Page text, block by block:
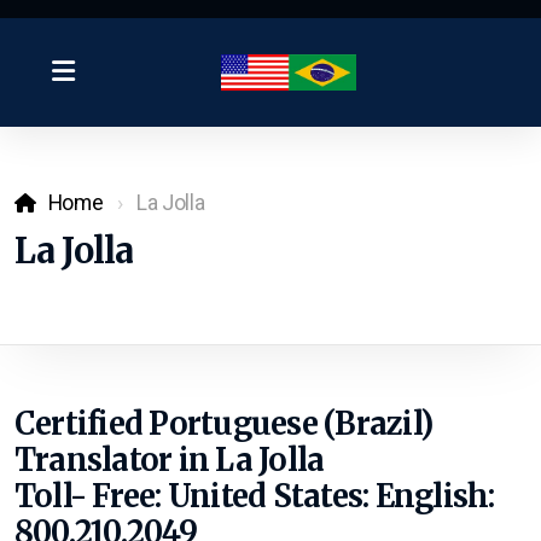
Home La Jolla
La Jolla
Certified Portuguese (Brazil)
Translator in La Jolla
Toll- Free: United States: English:
800.210.2049